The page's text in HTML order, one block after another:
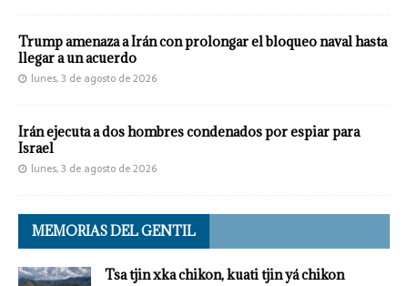
Trump amenaza a Irán con prolongar el bloqueo naval hasta
llegar a un acuerdo
lunes, 3 de agosto de 2026
Irán ejecuta a dos hombres condenados por espiar para
Israel
lunes, 3 de agosto de 2026
MEMORIAS DEL GENTIL
Tsa tjin xka chikon, kuati tjin yá chikon